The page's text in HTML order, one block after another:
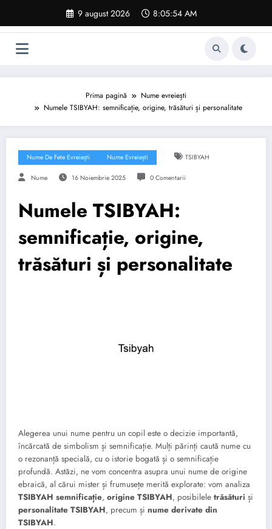
conținut
9 august 2026 8:05:55 AM
Prima pagină
Nume evreiești
Numele TSIBYAH: semnificație, origine, trăsături și personalitate
Nume De Fete Evreiești Nume Evreiești TSIBYAH
Nume 16 Noiembrie 2025 0 Comentarii
Numele TSIBYAH:
semnificație, origine,
trăsături și personalitate
Alegerea unui nume pentru un copil este o decizie importantă,
încărcată de simbolism și semnificație. Mulți părinți caută nume cu
o rezonanță specială, cu o istorie bogată și o semnificație
profundă. Astăzi, ne vom concentra asupra unui nume de origine
ebraică, al cărui mister și frumusețe merită explorate: vom analiza
TSIBYAH semnificație, origine TSIBYAH, posibilele trăsături și
personalitate TSIBYAH, precum și nume derivate din
TSIBYAH.